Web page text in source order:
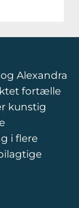
Alexandra
fortælle
kunstig
i flere